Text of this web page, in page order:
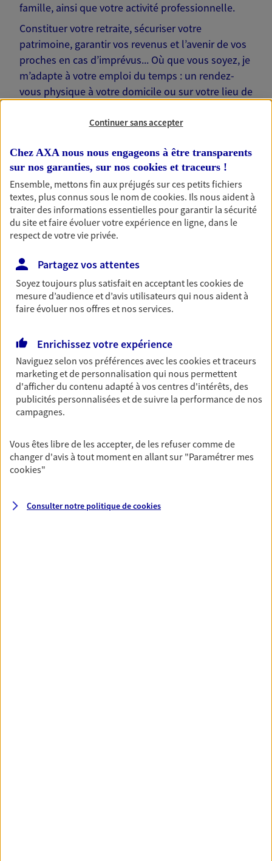
famille, ainsi que votre activité professionnelle.
Constituer votre retraite, sécuriser votre
patrimoine, garantir vos revenus et l’avenir de vos
proches en cas d’imprévus... Où que vous soyez, je
m’adapte à votre emploi du temps : un rendez-
vous physique à votre domicile ou sur votre lieu de
Nos offres phares
Épargne
Réalisez vos projets grâce à votre épargne : achat
immobilier, études des enfants ou voyage autour
du monde… Épargnez à votre rythme et
simplement, selon votre profil.
Préparez sereinement ce nouveau chapitre de
votre vie avec les conseils d'un expert. Découvrez
notre solution PER (Plan Epargne Retraite)
spécialement conçue pour la retraite.
Couvrez vos dépenses de santé ainsi que celles de
votre famille avec la complémentaire santé qui
vous ressemble.
Prévoyance
Continuer sans accepter
Chez AXA nous nous engageons à être transparents
sur nos garanties, sur nos cookies et traceurs !
Ensemble, mettons fin aux préjugés sur ces petits fichiers
textes, plus connus sous le nom decookies. Ils nous aident à
traiter des informations essentielles pour garantir la sécurité
du site et faire évoluer votre expérience en ligne, dans le
respect de votre vie privée.
Partagez vos attentes
Soyez toujours plus satisfait en acceptant lescookiesde
mesure d’audience et d’avis utilisateurs qui nous aident à
faire évoluer nos offres et nos services.
Enrichissez votre expérience
Naviguez selon vos préférences avec lescookies et traceurs
marketing et de personnalisation qui nous permettent
d'afficher du contenu adapté à vos centres d'intérêts, des
publicités personnalisées et de suivre la performance de nos
campagnes.
Vous êtes libre de les accepter, de les refuser comme de
changer d'avis à tout moment en allant sur "Paramétrer mes
cookies"
Consulter notre politique decookies